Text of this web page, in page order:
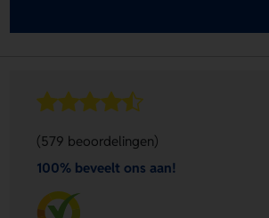
(579 beoordelingen)
100% beveelt ons aan!